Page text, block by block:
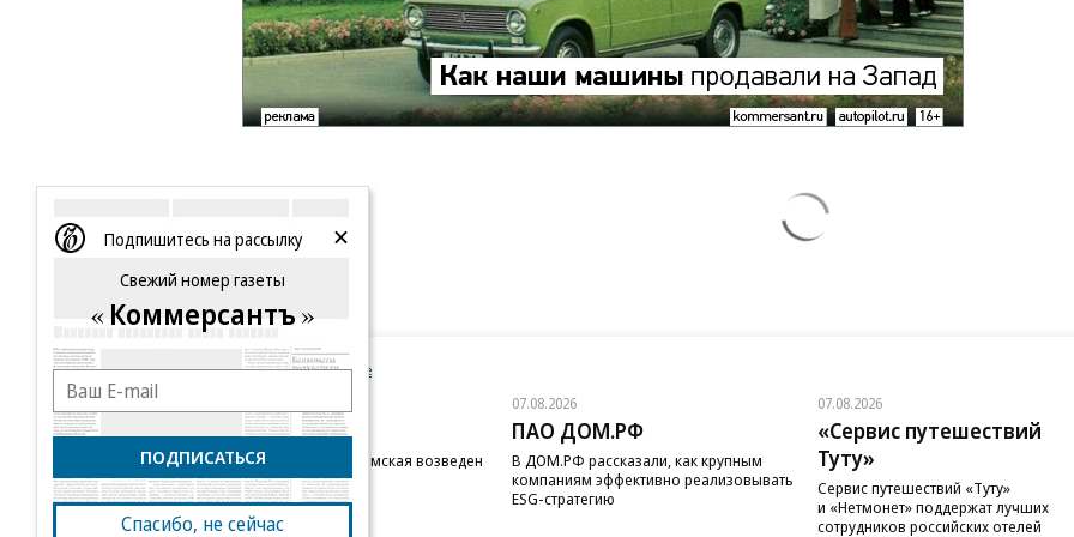
Новости компаний Все
STONE
Бизнес-центр STONE Римская возведен
в полную высоту
07.08.2026
ПАО ДОМ.РФ
В ДОМ.РФ рассказали, как крупным
компаниям эффективно реализовывать
ESG-стратегию
07.08.2026
«Сервис путешествий
Туту»
Сервис путешествий «Туту»
и «Нетмонет» поддержат лучших
сотрудников российских отелей
Подпишитесь на рассылку
Свежий номер газеты
Коммерсантъ
ПОДПИСАТЬСЯ
Спасибо, не сейчас